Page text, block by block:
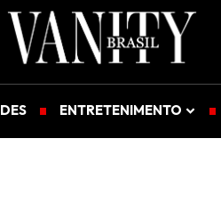
ENTRETENIMENTO